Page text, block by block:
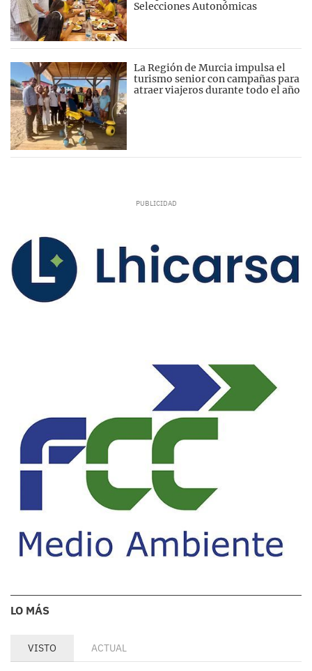
Selecciones Autonómicas
La Región de Murcia impulsa el
turismo senior con campañas para
atraer viajeros durante todo el año
LO MÁS
VISTO ACTUAL